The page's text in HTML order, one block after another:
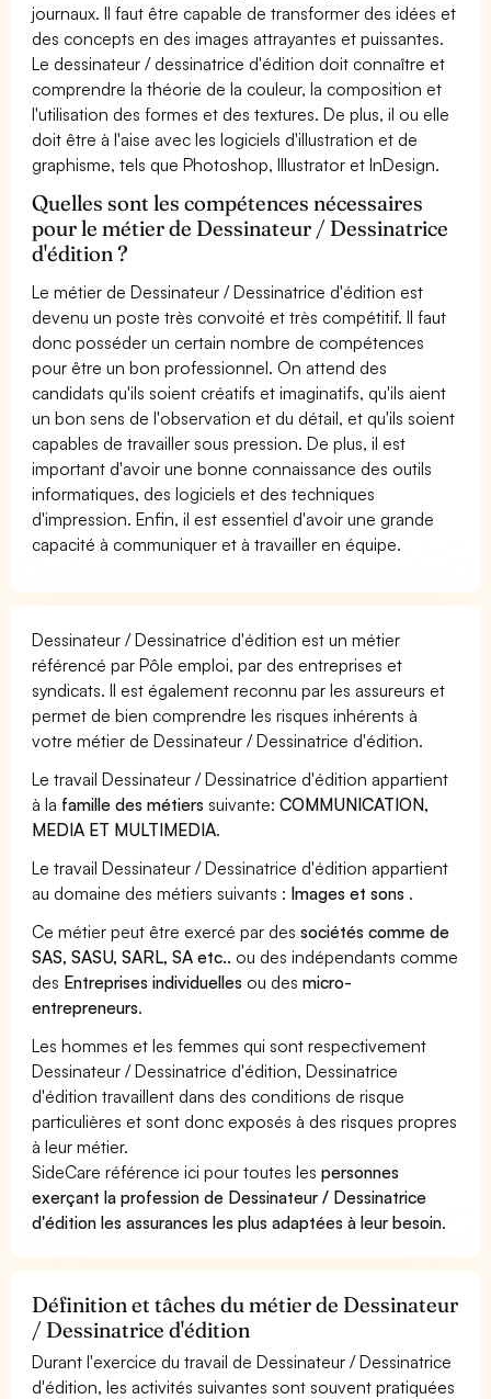
journaux. Il faut être capable de transformer des idées et
des concepts en des images attrayantes et puissantes.
Le dessinateur / dessinatrice d'édition doit connaître et
comprendre la théorie de la couleur, la composition et
l'utilisation des formes et des textures. De plus, il ou elle
doit être à l'aise avec les logiciels d'illustration et de
graphisme, tels que Photoshop, Illustrator et InDesign.
Quelles sont les compétences nécessaires
pour le métier de Dessinateur / Dessinatrice
d'édition ?
Le métier de Dessinateur / Dessinatrice d'édition est
devenu un poste très convoité et très compétitif. Il faut
donc posséder un certain nombre de compétences
pour être un bon professionnel. On attend des
candidats qu'ils soient créatifs et imaginatifs, qu'ils aient
un bon sens de l'observation et du détail, et qu'ils soient
capables de travailler sous pression. De plus, il est
important d'avoir une bonne connaissance des outils
informatiques, des logiciels et des techniques
d'impression. Enfin, il est essentiel d'avoir une grande
capacité à communiquer et à travailler en équipe.
Dessinateur / Dessinatrice d'édition est un métier
référencé par Pôle emploi, par des entreprises et
syndicats. Il est également reconnu par les assureurs et
permet de bien comprendre les risques inhérents à
votre métier de Dessinateur / Dessinatrice d'édition.
Le travail Dessinateur / Dessinatrice d'édition appartient
à la famille des métiers suivante:COMMUNICATION,
MEDIA ET MULTIMEDIA.
Le travail Dessinateur / Dessinatrice d'édition appartient
au domaine des métiers suivants : Images et sons .
Ce métier peut être exercé par dessociétés comme de
SAS, SASU, SARL, SA etc.. ou des indépendants comme
des Entreprises individuelles ou desmicro-
entrepreneurs.
Les hommes et les femmes qui sont respectivement
Dessinateur / Dessinatrice d'édition, Dessinatrice
d'édition travaillent dans des conditions de risque
particulières et sont donc exposés à des risques propres
à leur métier.
SideCare référence ici pour toutes lespersonnes
exerçant la profession de Dessinateur / Dessinatrice
d'édition les assurances les plus adaptées à leur besoin.
Définition et tâches du métier de Dessinateur
/ Dessinatrice d'édition
Durant l'exercice du travail de Dessinateur / Dessinatrice
d'édition, les activités suivantes sont souvent pratiquées